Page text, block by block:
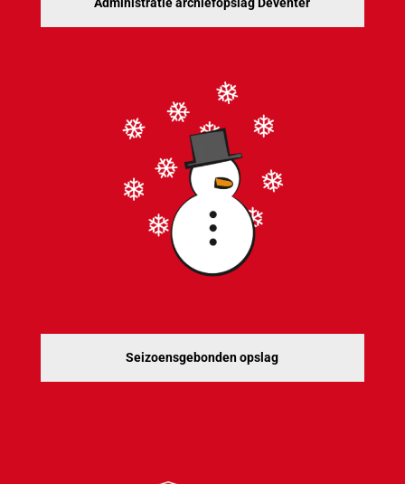
Administratie archiefopslag Deventer
Seizoensgebonden opslag